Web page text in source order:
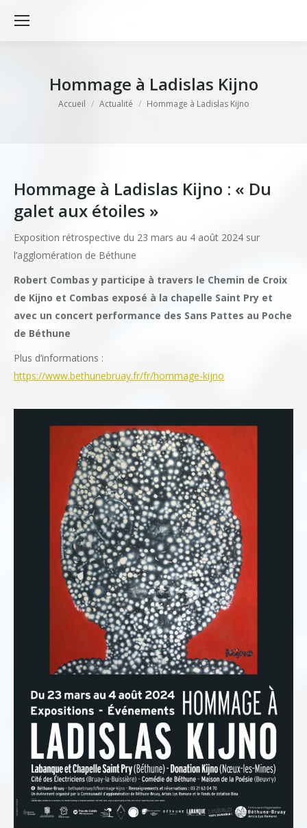
Hommage à Ladislas Kijno
Vous êtes ici :
Accueil Actualité Hommage à Ladislas Kijno
Hommage à Ladislas Kijno : « Du
galet aux étoiles »
Exposition rétrospective du 23 mars au 4 août 2024 sur
l’agglomération de Béthune
Robert Combas y participe à travers le Chemin de Croix
de Kijno et Combas exposé à la chapelle Saint Pry et
avec un concert performance des Sans Pattes au Poche
de Béthune
Plus d’informations :
https://www.bethunebruay.fr/fr/hommage-kijno